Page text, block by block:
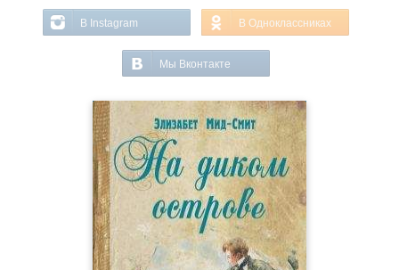
В Instagram В Одноклассниках
Мы Вконтакте